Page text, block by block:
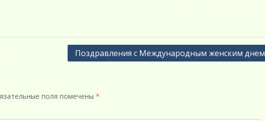
Поздравления с Международным женским днем
поля помечены *